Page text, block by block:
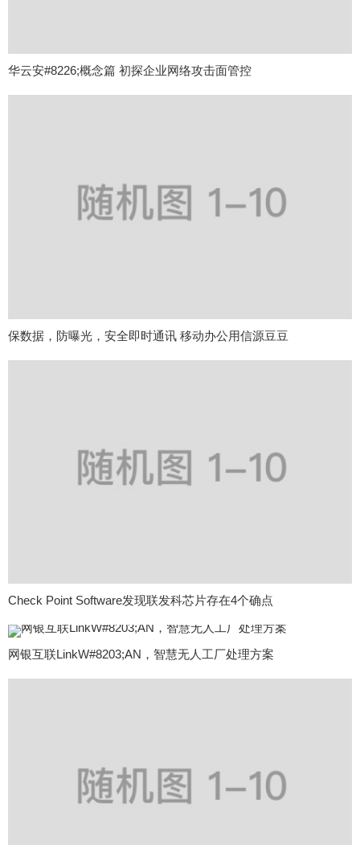
华云安#8226;概念篇 初探企业网络攻击面管控
保数据，防曝光，安全即时通讯 移动办公用信源豆豆
Check Point Software发现联发科芯片存在4个确点
网银互联LinkW#8203;AN，智慧无人工厂处理方案